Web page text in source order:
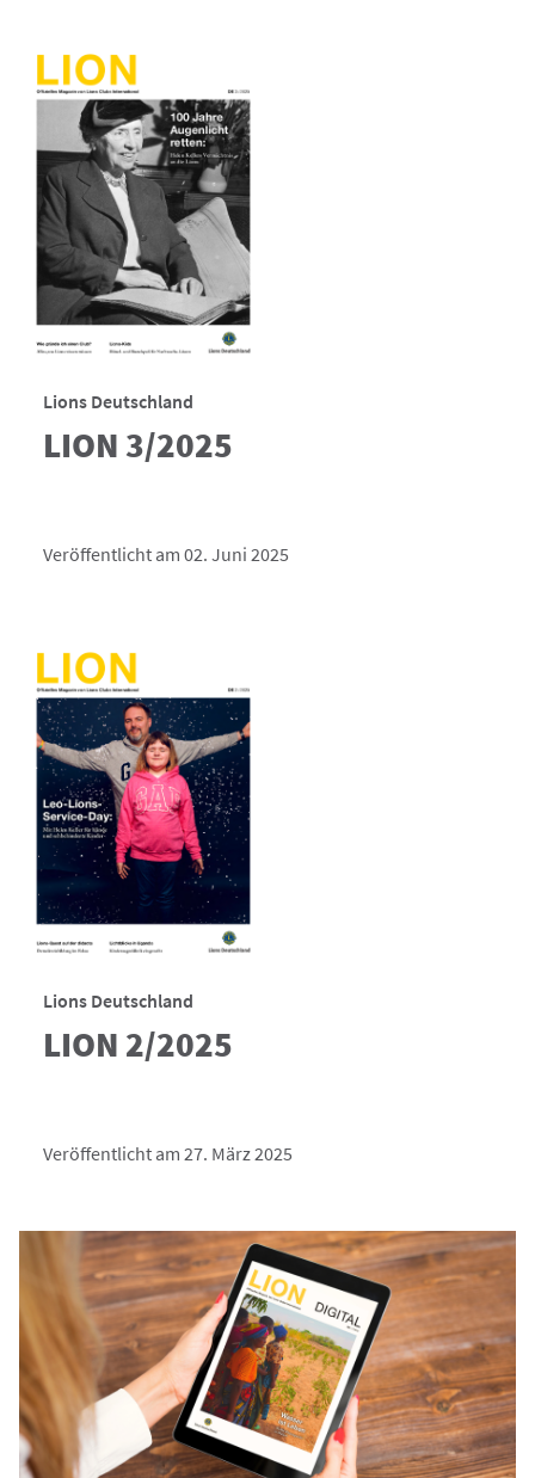
Lions Deutschland
LION 3/2025
Veröffentlicht am 02. Juni 2025
Lions Deutschland
LION 2/2025
Veröffentlicht am 27. März 2025